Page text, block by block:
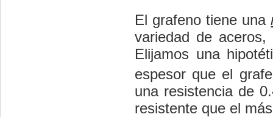
El grafeno tiene una
variedad de
Elijamos una
espesor que el
una resistencia de
resistente que el